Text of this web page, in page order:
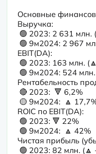
Основные
Выручка:
🟢 2023: 2 631 млн.
🟢 9м2024: 2 967
EBIT(DA):
🟢 2023: 163 млн.
🟢 9м2024: 524 млн.
Рентабельность
🔴 2023:  🔻 6,2%
🟡 9м2024:  🔼
ROIC по EBIT(DA):
🟢 2023: 🔻 22%
🟢 9м2024:  🔼 42%
Чистая прибыль
🟢 2023: 82 млн. (🔼